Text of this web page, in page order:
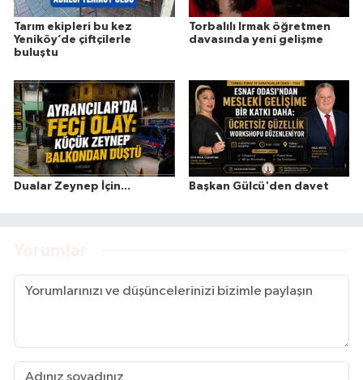
Tarım ekipleri bu kez
Yeniköy’de çiftçilerle
buluştu
Torbalılı Irmak öğretmen
davasında yeni gelişme
Dualar Zeynep İçin... Başkan Gülcü'den davet